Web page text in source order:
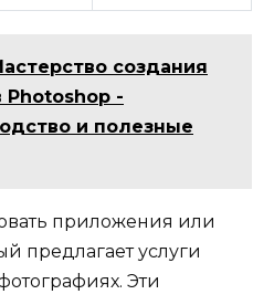
создания
Photoshop -
и полезные
приложения или
предлагает услуги
Эти